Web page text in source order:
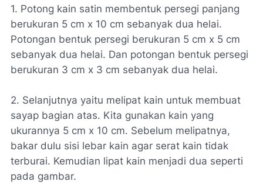
1. Potong kain satin membentuk persegi panjang
berukuran 5 cm x 10 cm sebanyak dua helai.
Potongan bentuk persegi berukuran 5 cm x 5 cm
sebanyak dua helai. Dan potongan bentuk persegi
berukuran 3 cm x 3 cm sebanyak dua helai.
2. Selanjutnya yaitu melipat kain untuk membuat
sayap bagian atas. Kita gunakan kain yang
ukurannya 5 cm x 10 cm. Sebelum melipatnya,
bakar dulu sisi lebar kain agar serat kain tidak
terburai. Kemudian lipat kain menjadi dua seperti
pada gambar.